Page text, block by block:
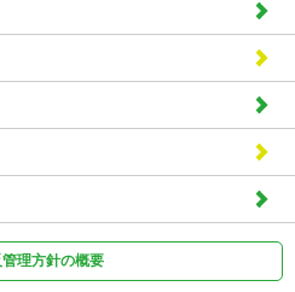
理方針の概要